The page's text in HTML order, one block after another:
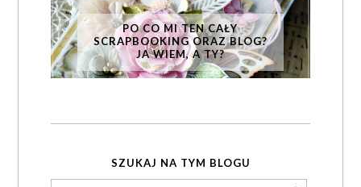
PO CO MI TEN CAŁY
SCRAPBOOKING ORAZ BLOG?
JA WIEM, A TY?
SZUKAJ NA TYM BLOGU